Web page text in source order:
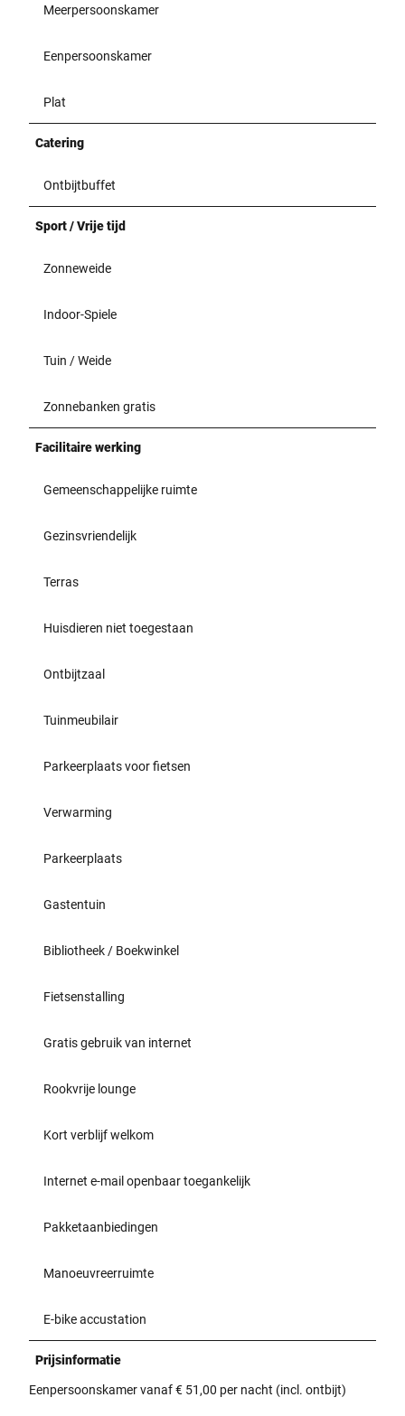
Meerpersoonskamer
Eenpersoonskamer
Plat
Catering
Ontbijtbuffet
Sport / Vrije tijd
Zonneweide
Indoor-Spiele
Tuin / Weide
Zonnebanken gratis
Facilitaire werking
Gemeenschappelijke ruimte
Gezinsvriendelijk
Terras
Huisdieren niet toegestaan
Ontbijtzaal
Tuinmeubilair
Parkeerplaats voor fietsen
Verwarming
Parkeerplaats
Gastentuin
Bibliotheek / Boekwinkel
Fietsenstalling
Gratis gebruik van internet
Rookvrije lounge
Kort verblijf welkom
Internet e-mail openbaar toegankelijk
Pakketaanbiedingen
Manoeuvreerruimte
E-bike accustation
Prijsinformatie
Eenpersoonskamer vanaf € 51,00 per nacht (incl. ontbijt)